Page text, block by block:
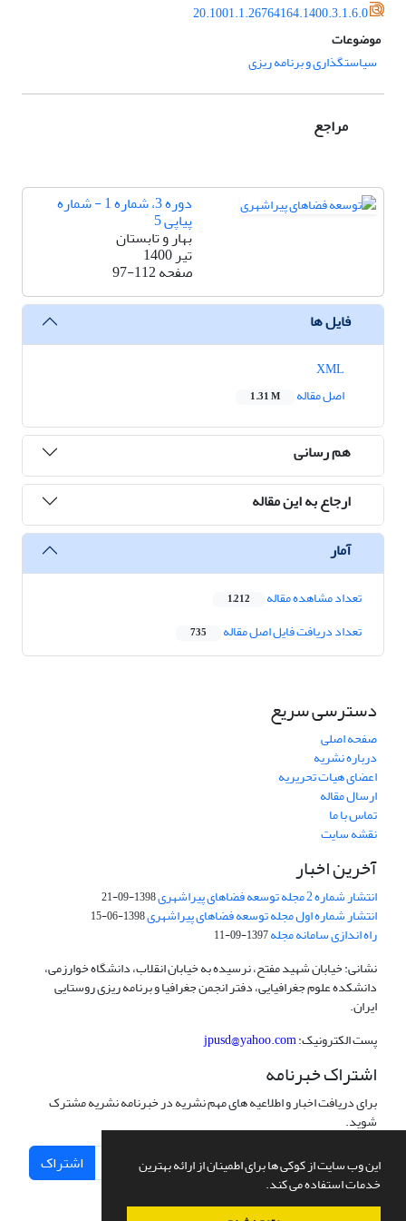
این وب سایت از کوکی ها برای اطمینان از ارائه بهترین
خدمات استفاده می کند.
20.1001.1.26764164.1400.3.1.6.0
موضوعات
سیاستگذاری و برنامه ریزی
مراجع
دوره 3، شماره 1 - شماره
پیاپی 5
بهار و تابستان
تیر 1400
صفحه97-112
فایل ها
اصل مقاله
1.31 M
هم رسانی
ارجاع به این مقاله
آمار
تعداد مشاهده مقاله 1,212
تعداد دریافت فایل اصل مقاله 735
دسترسی سریع
صفحه اصلی
درباره نشریه
اعضای هیات تحریریه
ارسال مقاله
تماس با ما
نقشه سایت
آخرین اخبار
انتشار شماره 2 مجله توسعه فضاهای پیراشهری 1398-09-21
انتشار شماره اول مجله توسعه فضاهای پیراشهری1398-06-15
راه اندازی سامانه مجله1397-09-11
نشانی: خیابان شهید مفتح، نرسیده به خیابان انقلاب، دانشگاه خوارزمی،
دانشکده علوم جغرافیایی، دفتر انجمن جغرافیا و برنامه ریزی روستایی
ایران.
پست الکترونیک:jpusd@yahoo.com
اشتراک خبرنامه
برای دریافت اخبار و اطلاعیه های مهم نشریه در خبرنامه نشریه مشترک
شوید.
اشتراک